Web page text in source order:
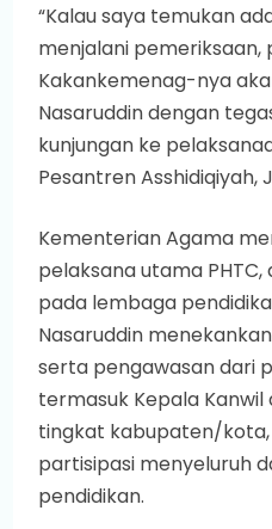
“Kalau saya temukan
menjalani pemeriksaan,
Kakankemenag-nya
Nasaruddin dengan
kunjungan ke
Pesantren Asshidiqiyah,
Kementerian Agama
pelaksana utama
pada lembaga
Nasaruddin
serta pengawasan dari
termasuk Kepala
tingkat kabupaten/
partisipasi menyeluruh
pendidikan.